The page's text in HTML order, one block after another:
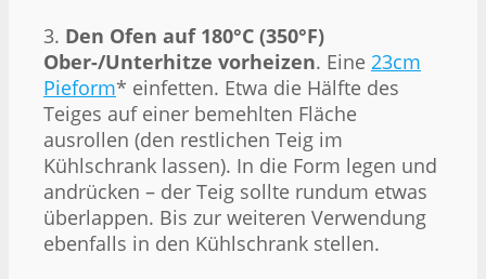
3. Den Ofen auf 180°C (350°F)
Ober-/Unterhitze vorheizen. Eine 23cm
Pieform* einfetten. Etwa die Hälfte des
Teiges auf einer bemehlten Fläche
ausrollen (den restlichen Teig im
Kühlschrank lassen). In die Form legen und
andrücken – der Teig sollte rundum etwas
überlappen. Bis zur weiteren Verwendung
ebenfalls in den Kühlschrank stellen.